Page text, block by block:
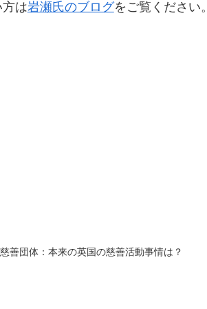
は岩瀬氏のブログをご覧ください。
善団体：本来の英国の慈善活動事情は？